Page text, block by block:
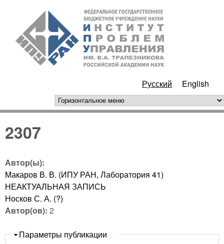
Перейти к основному
содержанию
РАН
Русский English
горизонтальное меню
2307
Автор(ы):
Макаров В. В. (ИПУ РАН, Лаборатория 41)
НЕАКТУАЛЬНАЯ ЗАПИСЬ
Носков С. А. (?)
Автор(ов): 2
Скрыть
Параметры публикации